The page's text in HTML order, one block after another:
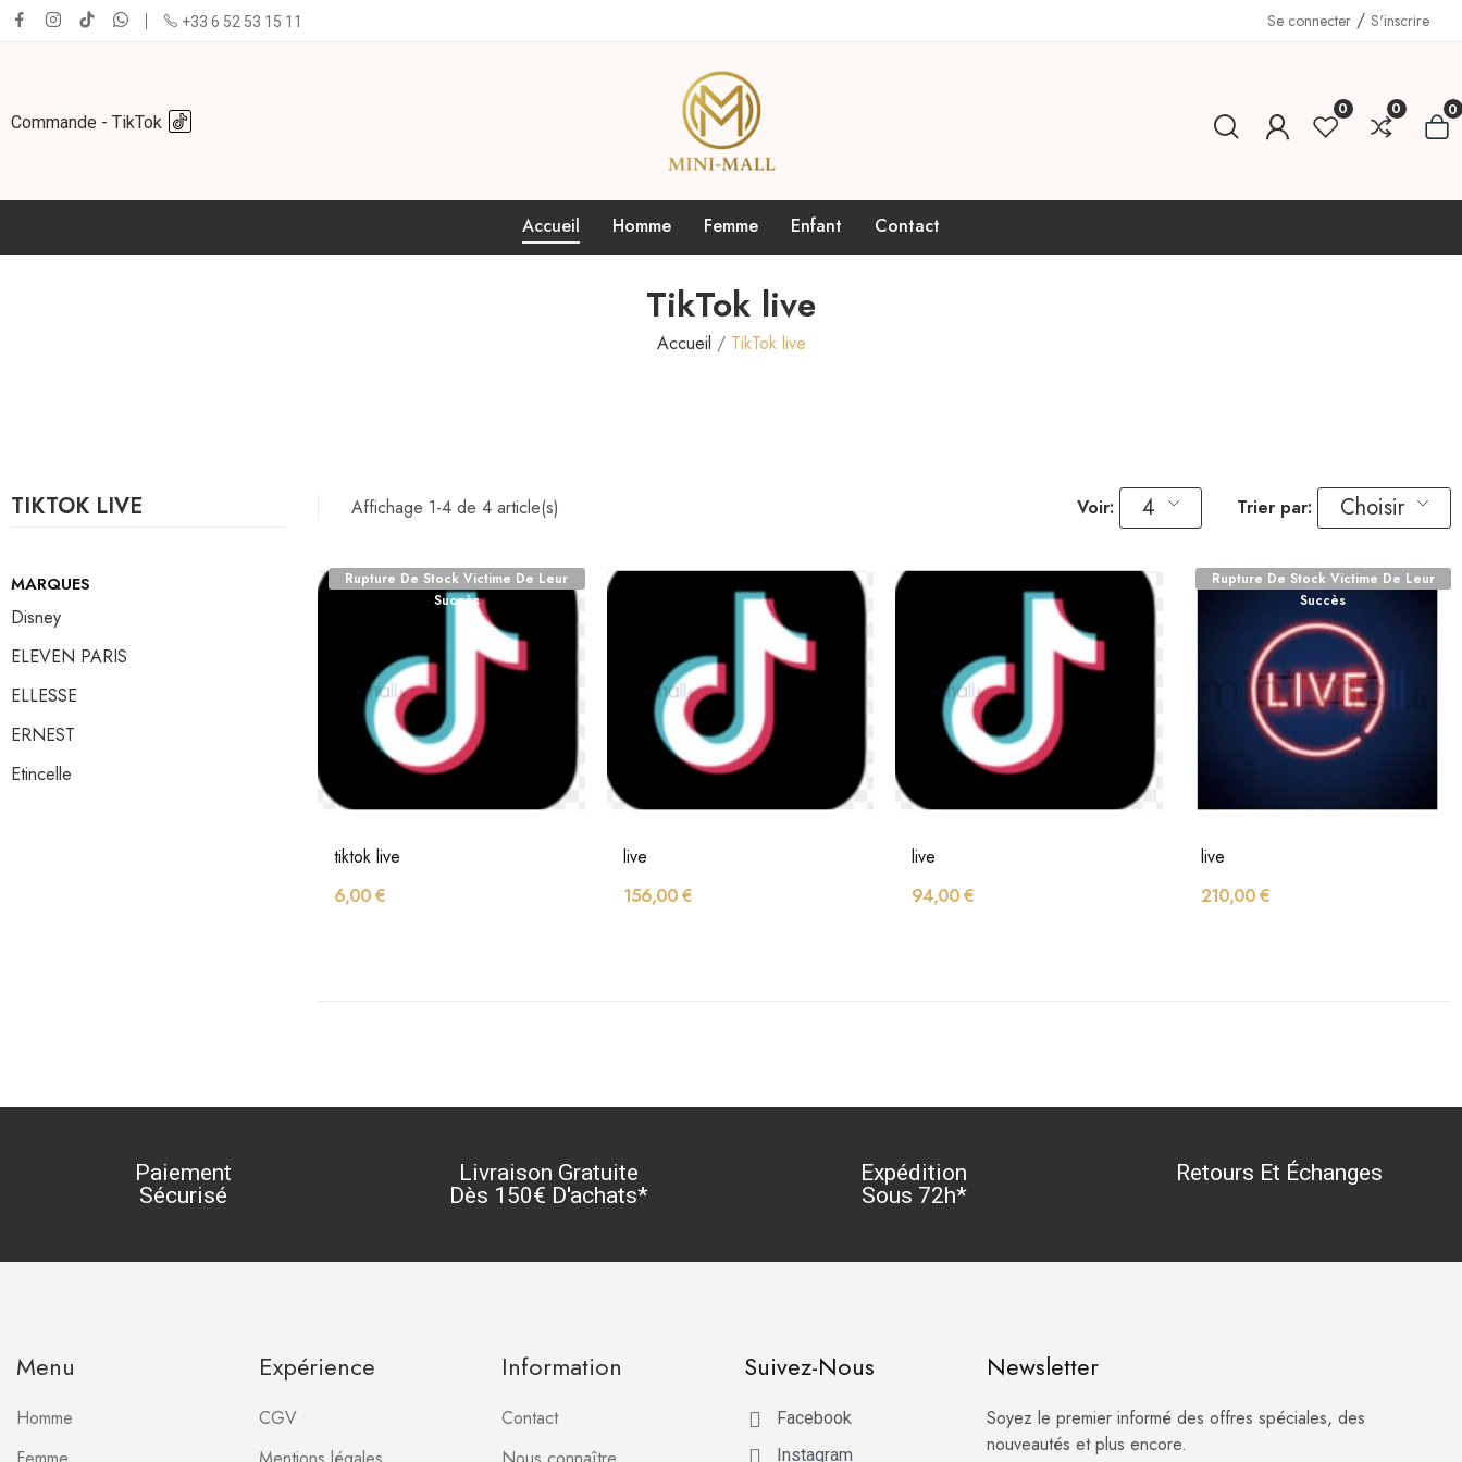
+33 6 52 53 15 11 Se connecter/ S'inscrire
Commande - TikTok
0 0 0
Accueil Homme Femme Enfant Contact
TikTok live
Accueil TikTok live
TIKTOK LIVE
MARQUES
Disney
ELEVEN PARIS
ELLESSE
ERNEST
Etincelle
Affichage 1-4 de 4 article(s) Voir: 4 Trier par: Choisir
Rupture De Stock Victime De Leur
Succès
tiktok live
6,00 €
live
156,00 €
live
94,00 €
Rupture De Stock Victime De Leur
Succès
live
210,00 €
Paiement
Sécurisé
Livraison Gratuite
Dès 150€ D'achats*
Expédition
Sous 72h*
Retours Et Échanges
Menu
Homme
Expérience
CGV
Information
Contact
Suivez-Nous
Facebook
Instagram
Newsletter
Soyez le premier informé des offres spéciales, des
nouveautés et plus encore.